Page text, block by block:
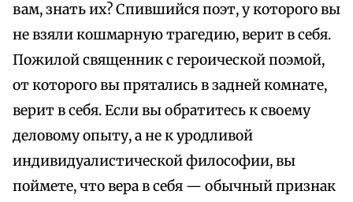
вам, знать их? Спившийся поэт, у которого вы
не взяли кошмарную трагедию, верит в себя.
Пожилой священник с героической поэмой,
от которого вы прятались в задней комнате,
верит в себя. Если вы обратитесь к своему
деловому опыту, а не к уродливой
индивидуалистической философии, вы
поймете, что вера в себя — обычный признак